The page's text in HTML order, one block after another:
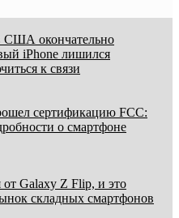
США окончательно
iPhone лишился
к связи
сертификацию FCC:
о смартфоне
от Galaxy Z Flip, и это
складных смартфонов